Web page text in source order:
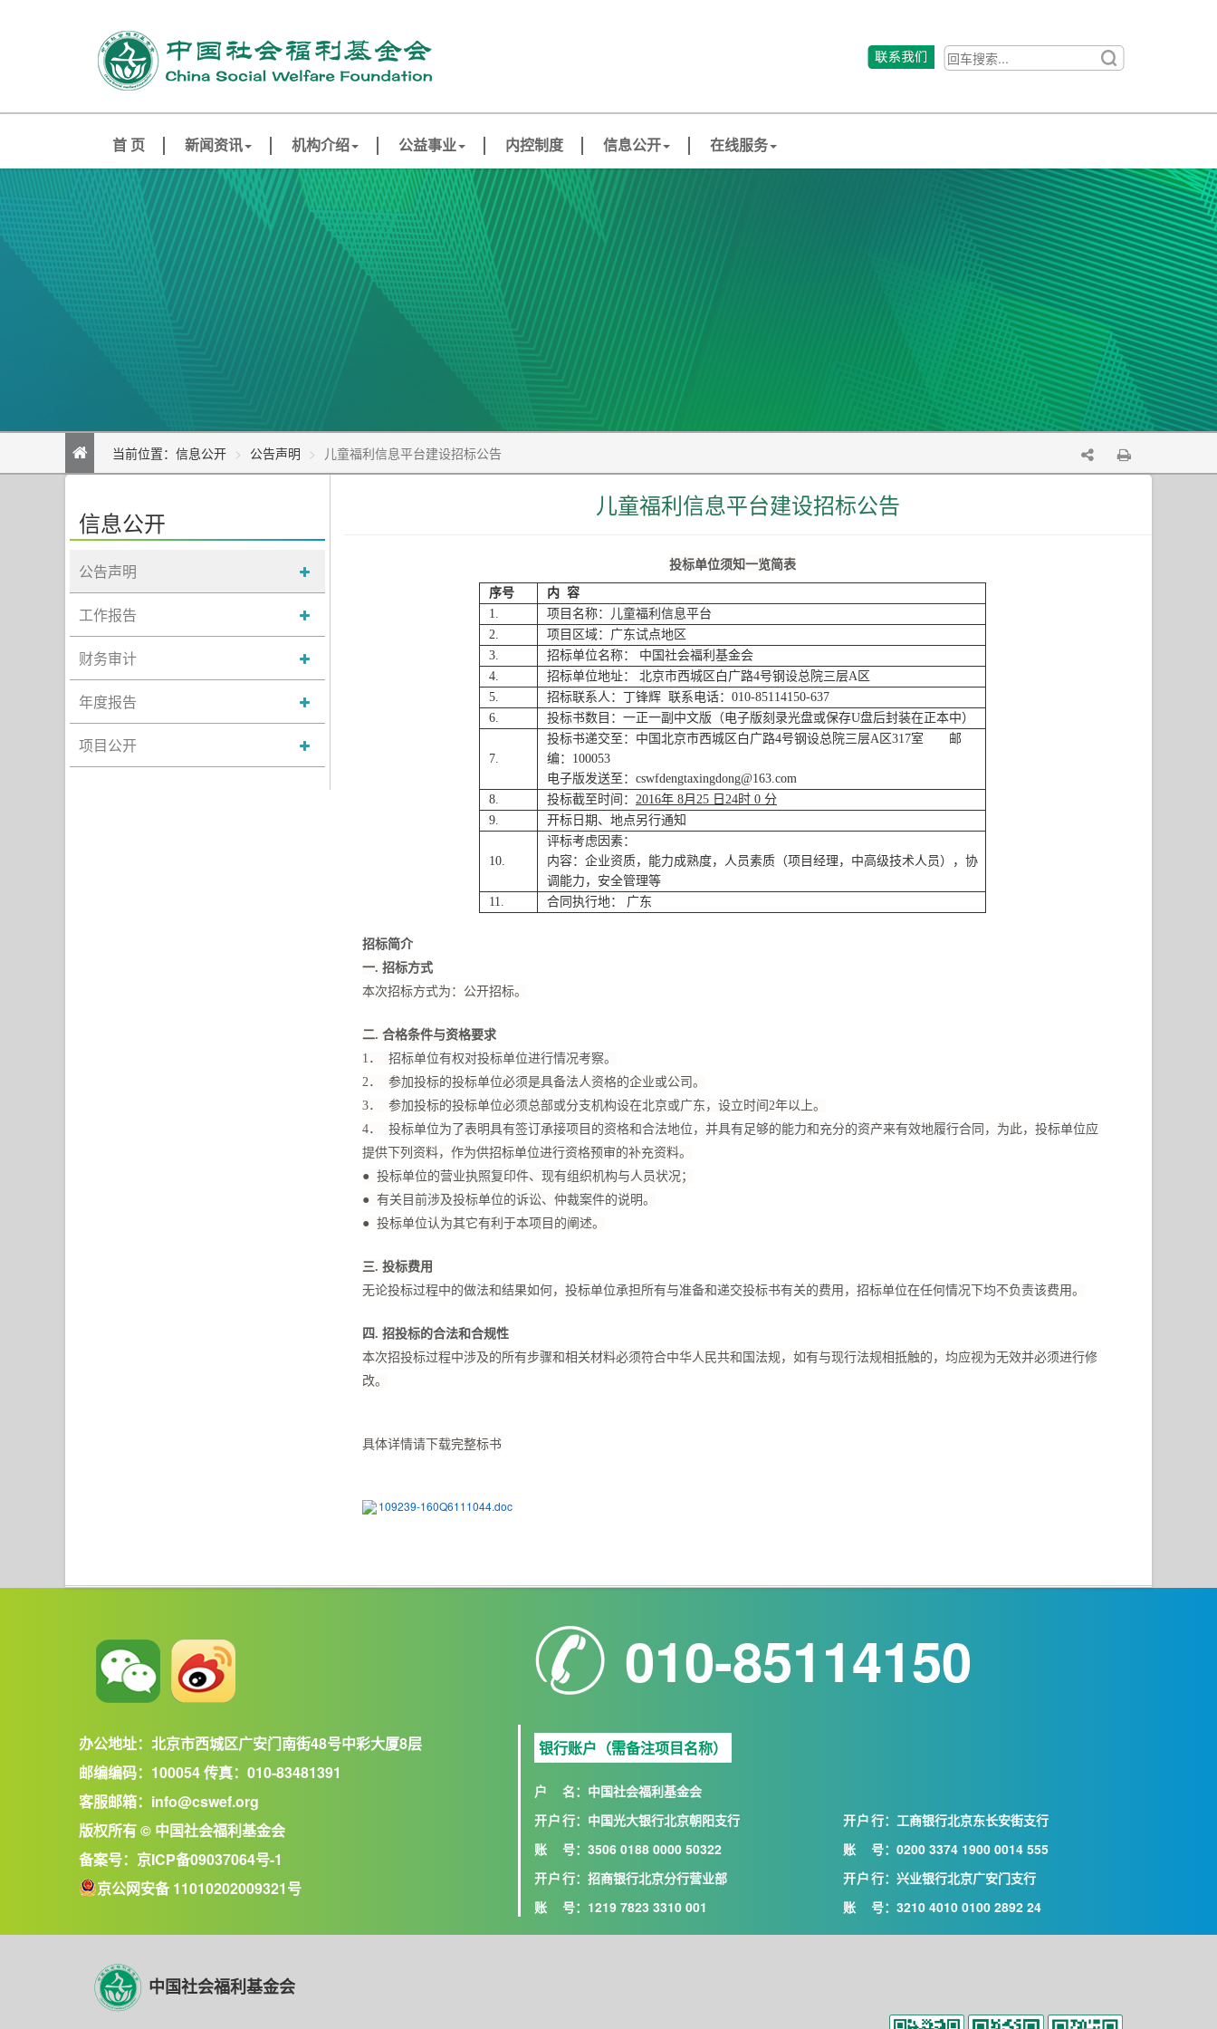
首 页 新闻资讯 机构介绍 公益事业 内控制度 信息公开 在线服务
当前位置： 信息公开 公告声明 儿童福利信息平台建设招标公告
信息公开
公告声明
工作报告
财务审计
年度报告
项目公开
儿童福利信息平台建设招标公告
投标单位须知一览简表
序号
内 容
1.
项目名称：儿童福利信息平台
2.
项目区域：广东试点地区
3.
招标单位名称： 中国社会福利基金会
4.
招标单位地址： 北京市西城区白广路4号钢设总院三层A区
5.
招标联系人：丁锋辉 联系电话：010-85114150-637
6.
投标书数目：一正一副中文版（电子版刻录光盘或保存U盘后封装在正本中）
7.
投标书递交至：中国北京市西城区白广路4号钢设总院三层A区317室 邮
编：100053
电子版发送至：cswfdengtaxingdong@163.com
8.
投标截至时间： 2016年 8月25 日24时 0 分
9.
开标日期、地点另行通知
10.
评标考虑因素：
内容：企业资质，能力成熟度，人员素质（项目经理，中高级技术人员），协
调能力，安全管理等
11.
合同执行地： 广东
招标简介
一. 招标方式
本次招标方式为：公开招标。
二. 合格条件与资格要求
1． 招标单位有权对投标单位进行情况考察。
2． 参加投标的投标单位必须是具备法人资格的企业或公司。
3． 参加投标的投标单位必须总部或分支机构设在北京或广东，设立时间2年以上。
4． 投标单位为了表明具有签订承接项目的资格和合法地位，并具有足够的能力和充分的资产来有效地履行合同，为此，投标单位应
提供下列资料，作为供招标单位进行资格预审的补充资料。
● 投标单位的营业执照复印件、现有组织机构与人员状况；
● 有关目前涉及投标单位的诉讼、仲裁案件的说明。
● 投标单位认为其它有利于本项目的阐述。
三. 投标费用
无论投标过程中的做法和结果如何，投标单位承担所有与准备和递交投标书有关的费用，招标单位在任何情况下均不负责该费用。
四. 招投标的合法和合规性
本次招投标过程中涉及的所有步骤和相关材料必须符合中华人民共和国法规，如有与现行法规相抵触的，均应视为无效并必须进行修
改。
具体详情请下载完整标书
109239-160Q6111044.doc
010-85114150
办公地址：北京市西城区广安门南街48号中彩大厦8层
邮编编码：100054 传真：010-83481391
客服邮箱：info@cswef.org
版权所有 © 中国社会福利基金会
备案号： 京ICP备09037064号-1
京公网安备 11010202009321号
银行账户（需备注项目名称）
户名：中国社会福利基金会
开户行：中国光大银行北京朝阳支行
账号：3506 0188 0000 50322
开户行：招商银行北京分行营业部
账号：1219 7823 3310 001
开户行：工商银行北京东长安街支行
账号：0200 3374 1900 0014 555
开户行：兴业银行北京广安门支行
账号：3210 4010 0100 2892 24
中国社会福利基金会